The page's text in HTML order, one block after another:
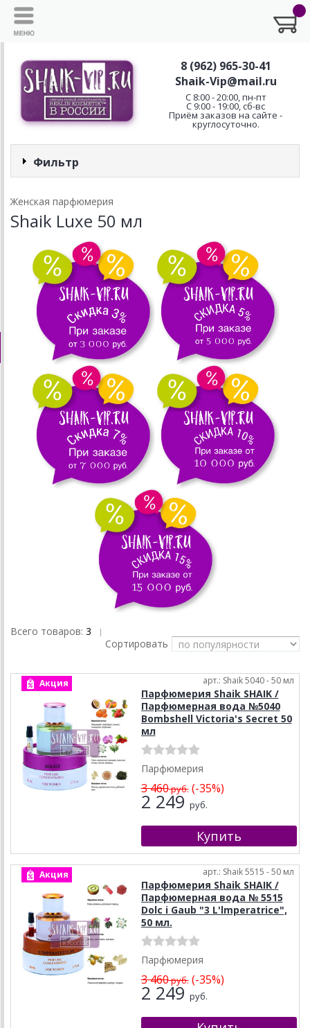
8 (962) 965-30-41
Shaik-Vip@mail.ru
C 8:00 - 20:00, пн-пт
С 9:00 - 19:00, сб-вс
Приём заказов на сайте -
круглосуточно.
Фильтр
Женская парфюмерия
Shaik Luxe 50 мл
Всего товаров: 3 |
Сортировать
Акция арт.: Shaik 5040 - 50 мл
Парфюмерия Shaik SHAIK /
Парфюмерная вода №5040
Bombshell Victoria's Secret 50
мл
Парфюмерия
3 460руб.(-35%)
2 249 руб.
Акция арт.: Shaik 5515 - 50 мл
Парфюмерия Shaik SHAIK /
Парфюмерная вода № 5515
Dolc i Gaub "3 L'lmperatrice",
50 мл.
Парфюмерия
3 460руб.(-35%)
2 249 руб.